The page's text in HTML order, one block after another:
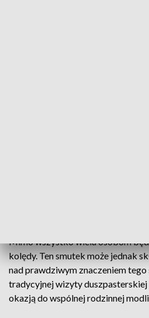
Mimo wszystko wielu osobom
kolędy. Ten smutek może jednak
nad prawdziwym znaczeniem
tradycyjnej wizyty duszpasterskiej
okazją do wspólnej rodzinnej